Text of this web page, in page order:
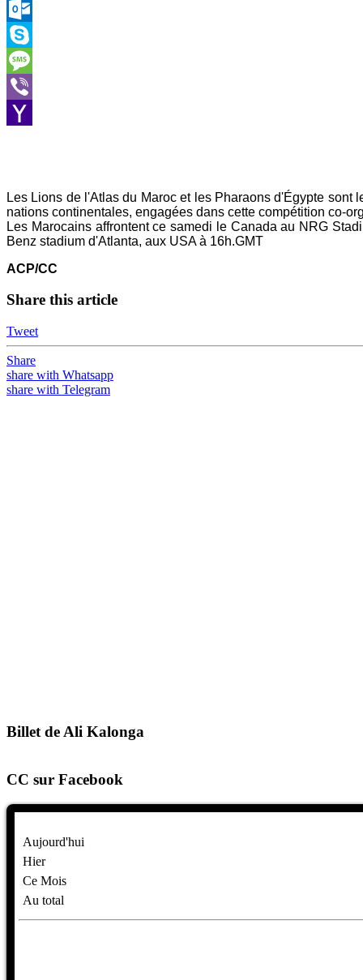
LinkedIn
Outlook.com
Skype
Message
Viber
Les Lions de l'Atlas du Maroc et les Pharaons d'Égypte
nations continentales, engagées dans cette compétition co-
Les Marocains affrontent ce samedi le Canada au NRG
Benz stadium d'Atlanta, aux USA à 16h.GMT
ACP/CC
Share this article
Tweet
Share
share with Whatsapp
share with Telegram
Billet de Ali Kalonga
CC sur Facebook
Aujourd'hui
Hier
Ce Mois
Au total